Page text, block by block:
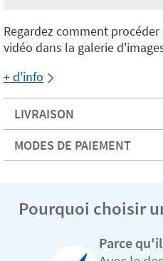
Regardez comment
vidéo dans la galerie
+ d'info
LIVRAISON
MODES DE PAIEMENT
Pourquoi choisir
Parce